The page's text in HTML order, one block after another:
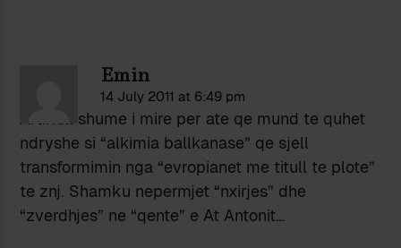
Emin
14 July 2011 at 6:49 pm
Artikull shume i mire per ate qe mund te quhet
ndryshe si “alkimia ballkanase” qe sjell
transformimin nga “evropianet me titull te plote”
te znj. Shamku nepermjet “nxirjes” dhe
“zverdhjes” ne “qente” e At Antonit…